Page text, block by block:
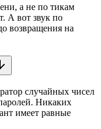
а не по тикам
А вот звук по
возвращения на
случайных чисел
Никаких
имеет равные